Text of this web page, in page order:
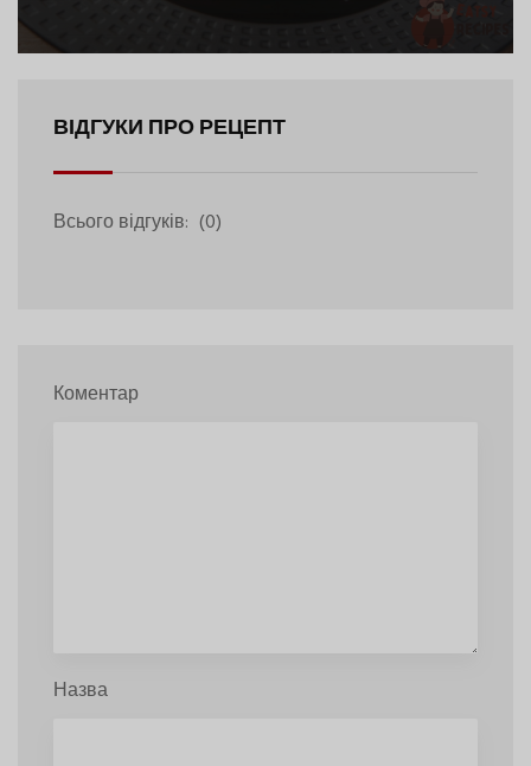
Грибами Та Спагетті
ВІДГУКИ ПРО РЕЦЕПТ
Всього відгуків: (0)
Коментар
Назва